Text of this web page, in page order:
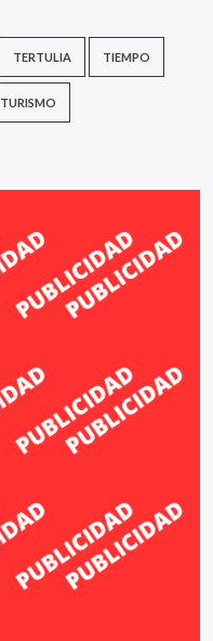
TERTULIA TIEMPO
TURISMO